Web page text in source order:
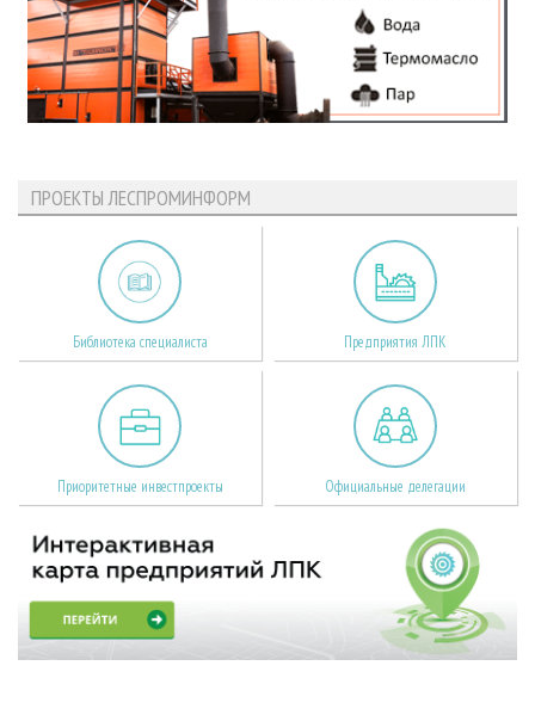
ПРОЕКТЫ ЛЕСПРОМИНФОРМ
Библиотека специалиста Предприятия ЛПК
Приоритетные инвестпроекты Официальные делегации